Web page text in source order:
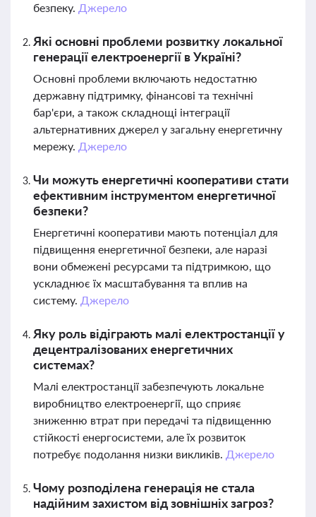
безпеку. Джерело
Які основні проблеми розвитку локальної
генерації електроенергії в Україні?
Основні проблеми включають недостатню
державну підтримку, фінансові та технічні
бар'єри, а також складнощі інтеграції
альтернативних джерел у загальну енергетичну
мережу. Джерело
Чи можуть енергетичні кооперативи стати
ефективним інструментом енергетичної
безпеки?
Енергетичні кооперативи мають потенціал для
підвищення енергетичної безпеки, але наразі
вони обмежені ресурсами та підтримкою, що
ускладнює їх масштабування та вплив на
систему. Джерело
Яку роль відіграють малі електростанції у
децентралізованих енергетичних
системах?
Малі електростанції забезпечують локальне
виробництво електроенергії, що сприяє
зниженню втрат при передачі та підвищенню
стійкості енергосистеми, але їх розвиток
потребує подолання низки викликів. Джерело
Чому розподілена генерація не стала
надійним захистом від зовнішніх загроз?